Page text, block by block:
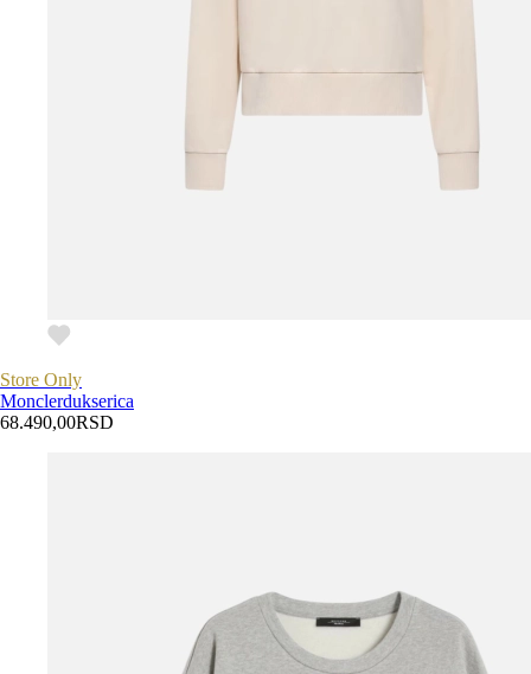
Store Only
Monclerdukserica
68.490,00RSD